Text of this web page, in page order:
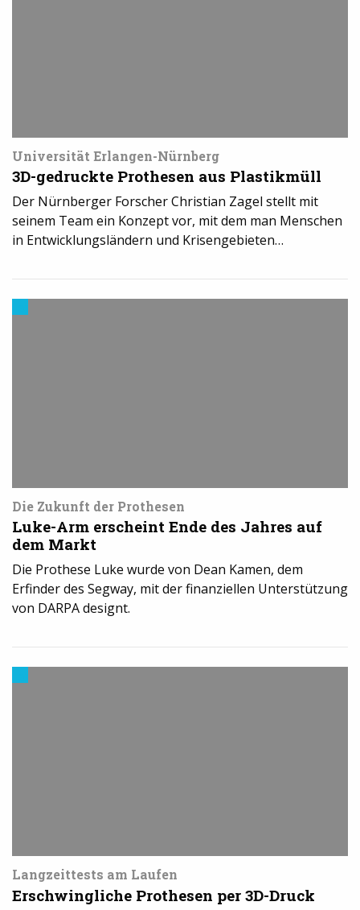
Universität Erlangen-Nürnberg
3D-gedruckte Prothesen aus Plastikmüll
Der Nürnberger Forscher Christian Zagel stellt mit
seinem Team ein Konzept vor, mit dem man Menschen
in Entwicklungsländern und Krisengebieten…
Die Zukunft der Prothesen
Luke-Arm erscheint Ende des Jahres auf
dem Markt
Die Prothese Luke wurde von Dean Kamen, dem
Erfinder des Segway, mit der finanziellen Unterstützung
von DARPA designt.
Langzeittests am Laufen
Erschwingliche Prothesen per 3D-Druck